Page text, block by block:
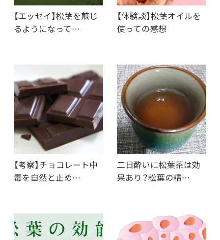
【エッセイ】松葉を煎じ
るようになって…
【体験談】松葉オイルを
使っての感想
【考察】チョコレート中
毒を自然と止め…
二日酔いに松葉茶は効
果あり？松葉の精…